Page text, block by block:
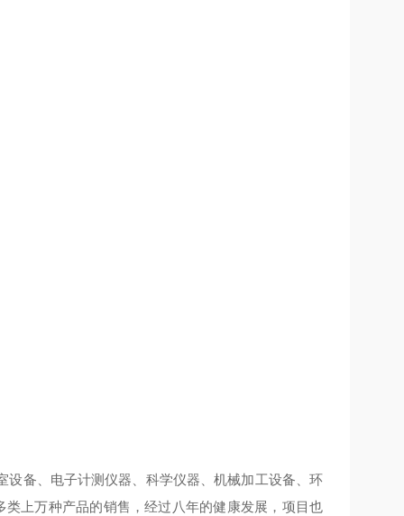
备、电子计测仪器、科学仪器、机械加工设备、环
上万种产品的销售，经过八年的健康发展，项目也